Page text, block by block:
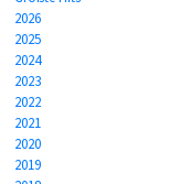
2026
2025
2024
2023
2022
2021
2020
2019